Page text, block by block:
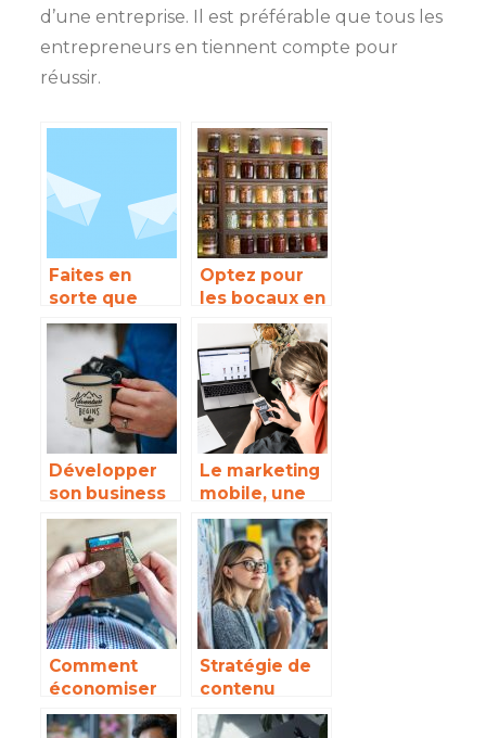
d’une entreprise. Il est préférable que tous les
entrepreneurs en tiennent compte pour
réussir.
Faites en
sorte que
l’email
marketing
fonctionne
pour votre
entreprise
Optez pour
les bocaux en
verre pour
une
conservation
saine et
durable
Développer
son business
par les
réseaux
sociaux
Le marketing
mobile, une
solution
évidente pour
entreprise
Comment
économiser
sur sa paye
Stratégie de
contenu
digital :